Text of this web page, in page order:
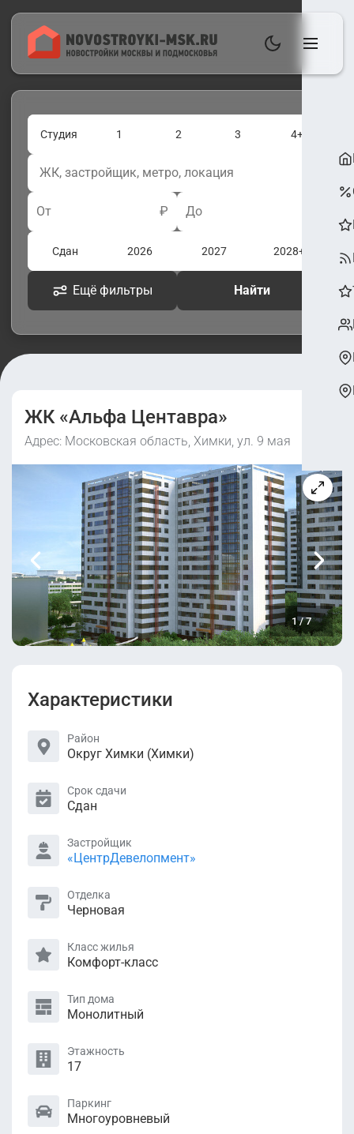
Студия 1 2 3 4+
От ₽ До
Сдан 2026 2027 2028+
Ещё фильтры Найти
ЖК «Альфа Центавра»
Адрес: Московская область, Химки, ул. 9 мая
1/7
Характеристики
Район
Округ Химки (Химки)
Срок сдачи
Сдан
Застройщик
«ЦентрДевелопмент»
Отделка
Черновая
Класс жилья
Комфорт-класс
Тип дома
Монолитный
Этажность
17
Паркинг
Многоуровневый